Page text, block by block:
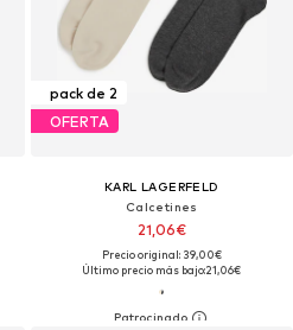
pack de 2
OFERTA
KARL LAGERFELD
Calcetines
21,06€
Precio original: 39,00€
Último precio más bajo:21,06€